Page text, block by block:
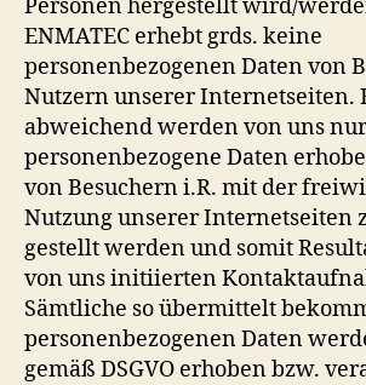
Personen hergestellt wird/
ENMATEC erhebt grds. keine
personenbezogenen Daten von
Nutzern unserer Internetseiten.
abweichend werden von uns
personenbezogene Daten
von Besuchern i.R. mit der
Nutzung unserer Internetseiten
gestellt werden und somit
von uns initiierten
Sämtliche so übermittelt
personenbezogenen Daten
gemäß DSGVO erhoben bzw.